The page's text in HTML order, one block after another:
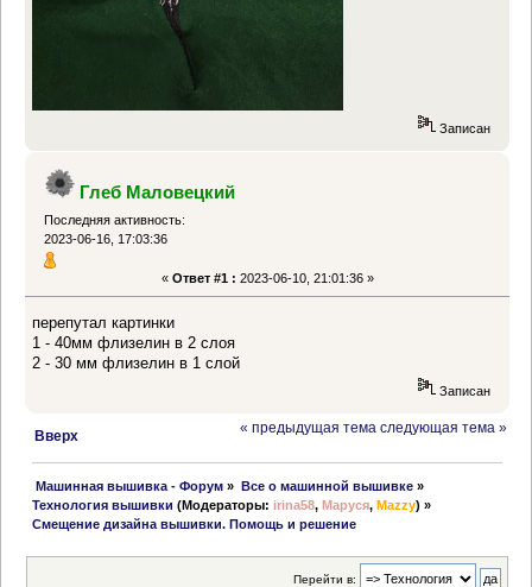
Записан
Глеб Маловецкий
Последняя активность:
2023-06-16, 17:03:36
« Ответ #1 : 2023-06-10, 21:01:36 »
перепутал картинки
1 - 40мм флизелин в 2 слоя
2 - 30 мм флизелин в 1 слой
Записан
Вверх
« предыдущая тема следующая тема »
Машинная вышивка - Форум » Все о машинной вышивке»
Технология вышивки (Модераторы: irina58, Маруся, Mazzy) »
Смещение дизайна вышивки. Помощь и решение
Перейти в: